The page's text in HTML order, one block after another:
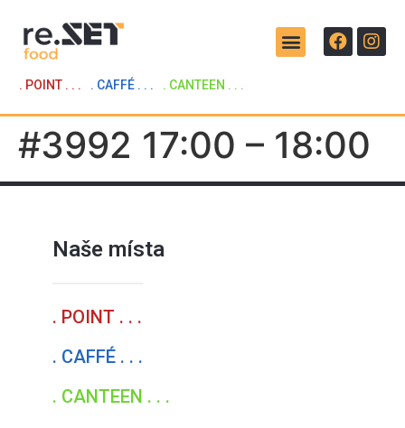
. POINT . . . . CAFFÉ . . . . CANTEEN . . .
#3992 17:00 – 18:00
Naše místa
. POINT . . .
. CAFFÉ . . .
. CANTEEN . . .